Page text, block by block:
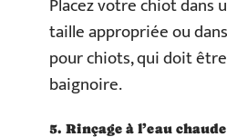
Placez votre chiot dans
taille appropriée ou
pour chiots, qui doit
baignoire.
5. Rinçage à l’eau chaude